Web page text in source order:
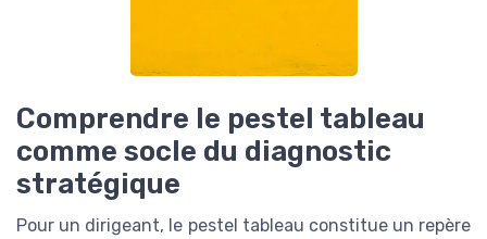
Comprendre le pestel tableau
comme socle du diagnostic
stratégique
Pour un dirigeant, le pestel tableau constitue un repère